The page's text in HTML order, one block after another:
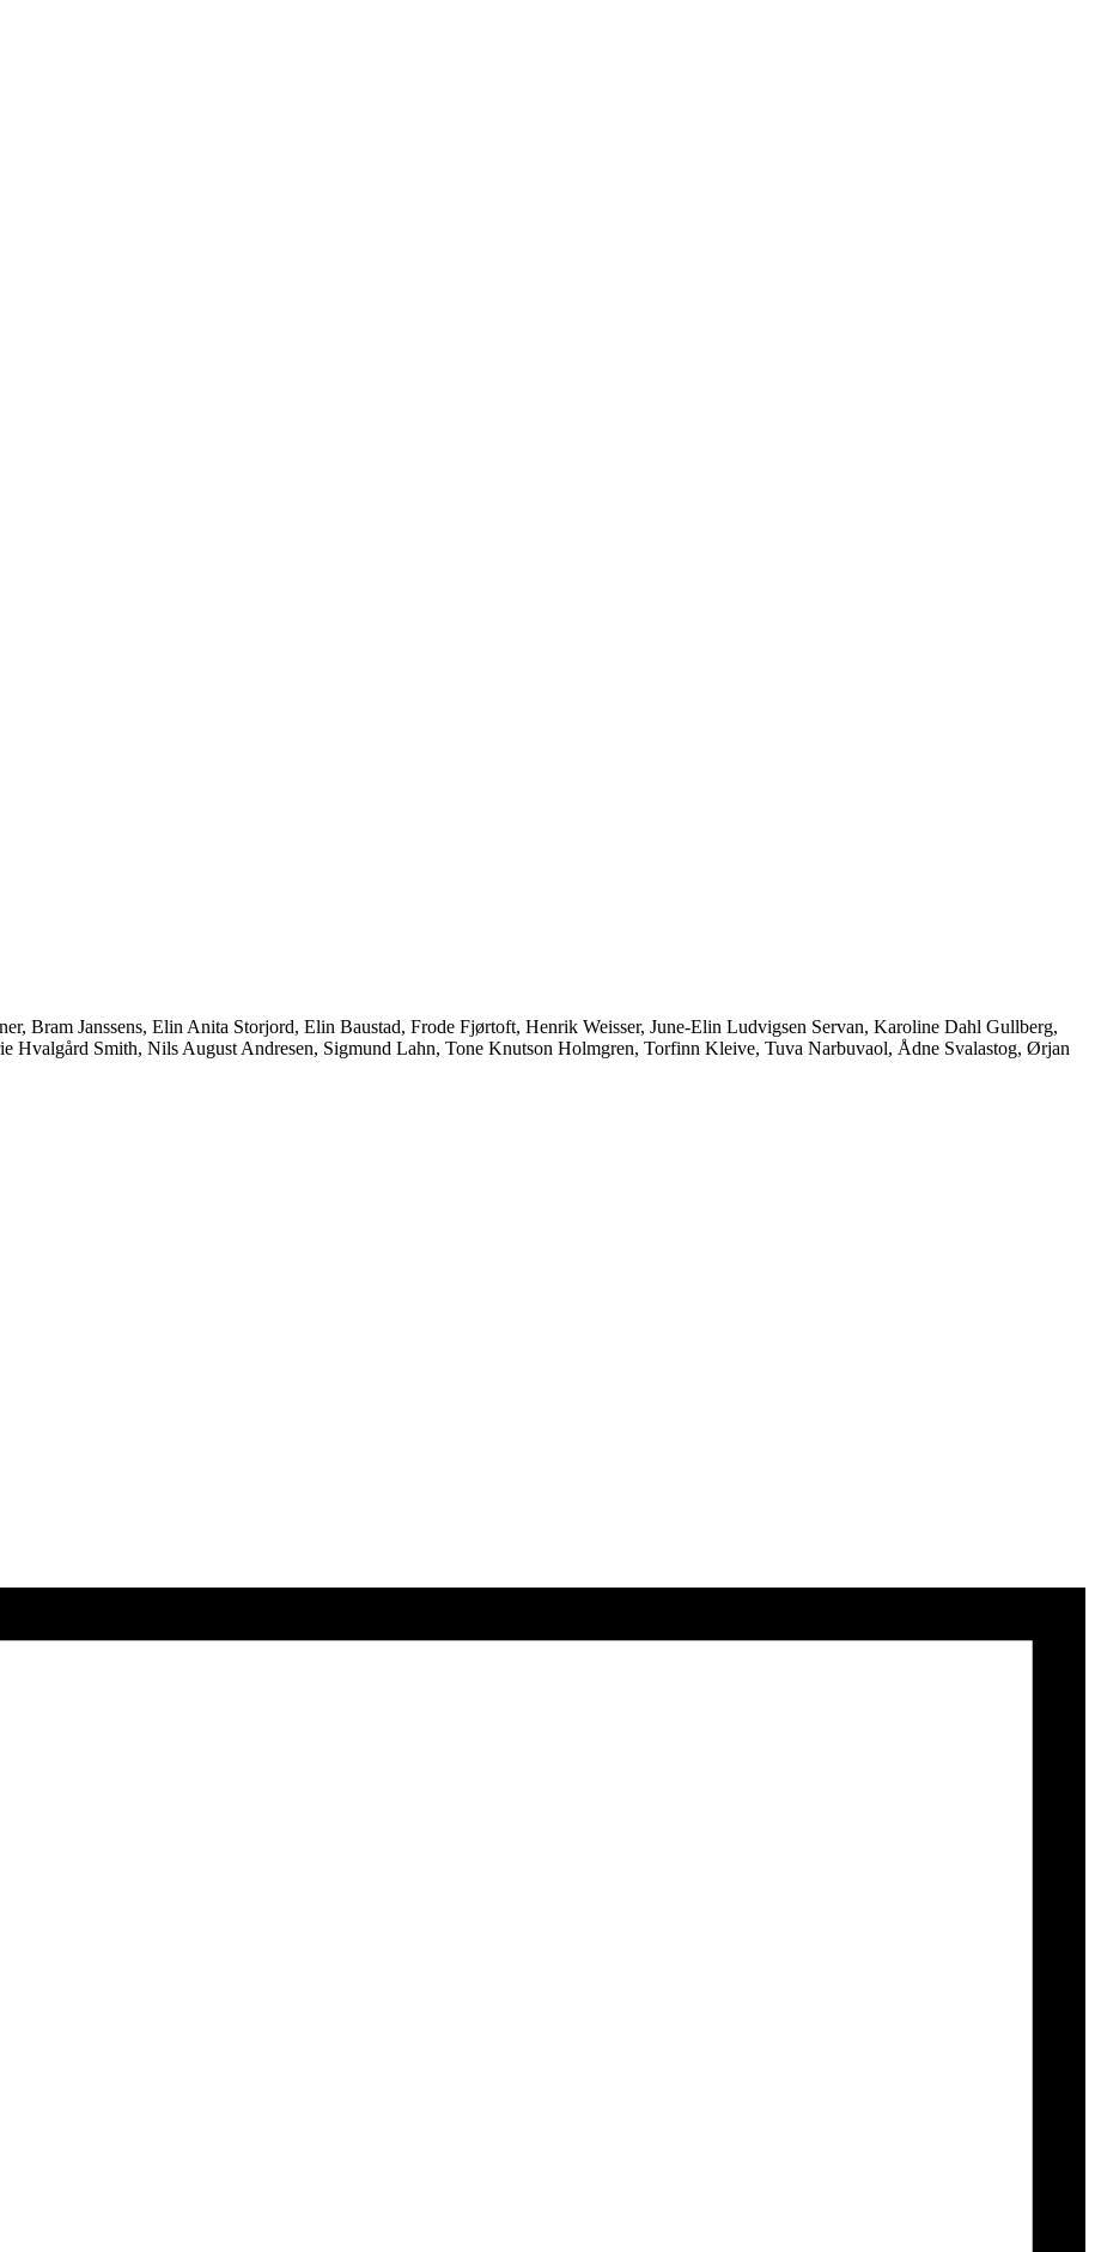
Bram Janssens, Elin Anita Storjord, Elin Baustad, Frode Fjørtoft, Henrik Weisser, June-Elin Ludvigsen Servan, Karoline Dahl Gullberg,
Smith, Nils August Andresen, Sigmund Lahn, Tone Knutson Holmgren, Torfinn Kleive, Tuva Narbuvaol, Ådne Svalastog, Ørjan